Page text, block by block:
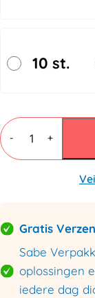
10 st.
-
Gespen
Kunststof
13
mm
+
Gratis
Sabe
oplossingen
iedere dag